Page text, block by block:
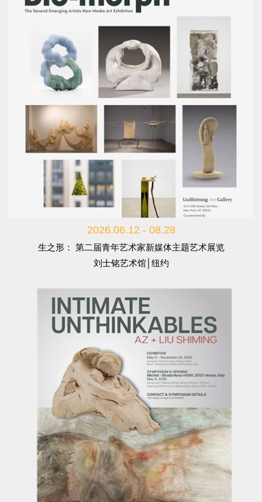
2026.06.12 - 08.28
生之形： 第二届青年艺术家新媒体主题艺术展览
刘士铭艺术馆│纽约